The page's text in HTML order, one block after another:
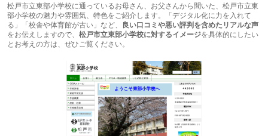
松戸市立東部小学校に通っているお母さん、お父さんから聞いた、松戸市立東
部小学校の魅力や雰囲気、特色をご紹介します。「デジタル化に力を入れて
る」「校舎や体育館が古い」など、
良い口コミや悪い評判を含めたリアルな声
をお伝えしますので、 松戸市立東部小学校に対するイメージを具体的にしたい
とお考えの方は、ぜひご覧ください。